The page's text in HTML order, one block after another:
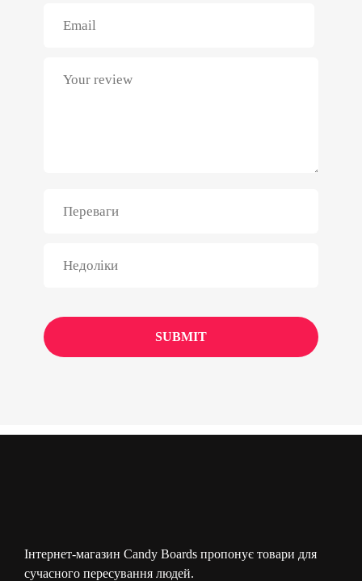
Інтернет-магазин Candy Boards пропонує товари для
сучасного пересування людей.